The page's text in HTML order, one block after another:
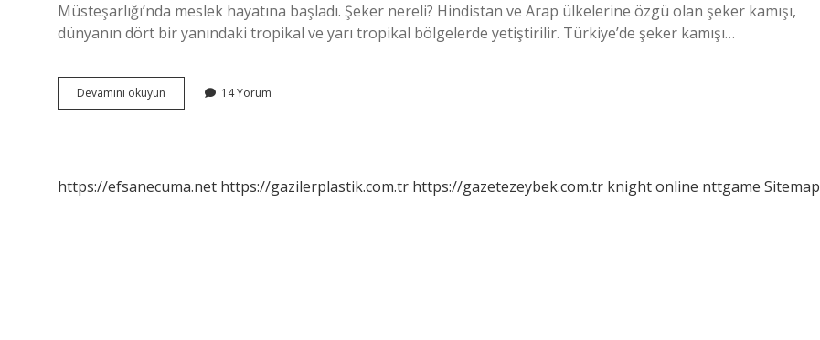
Müsteşarlığı’nda meslek hayatına başladı. Şeker nereli? Hindistan ve Arap ülkelerine özgü olan şeker kamışı,
dünyanın dört bir yanındaki tropikal ve yarı tropikal bölgelerde yetiştirilir. Türkiye’de şeker kamışı…
Devamını okuyun
Şeker
14 Yorum
https://efsanecuma.net https://gazilerplastik.com.tr https://gazetezeybek.com.tr knight online nttgame Sitemap